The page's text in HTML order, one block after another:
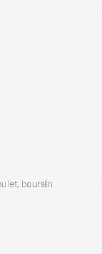
boursin